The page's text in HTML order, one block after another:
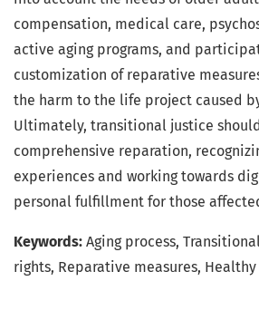
compensation, medical care,
active aging programs, and
customization of reparative
the harm to the life project caused
Ultimately, transitional justice
comprehensive reparation,
experiences and working towards
personal fulfillment for those
Keywords: Aging process,
rights, Reparative measures, Healthy